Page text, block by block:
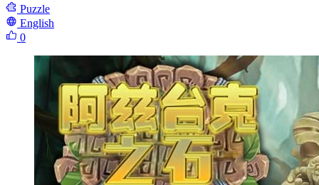
Puzzle
English
0